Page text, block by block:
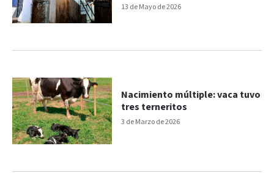
13 de Mayo de 2026
3 de Marzo de 2026
Nacimiento múltiple: vaca tuvo
tres terneritos